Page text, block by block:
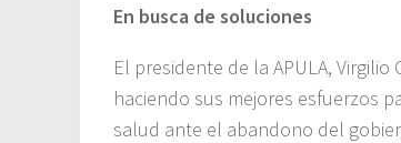
En busca de soluciones
El presidente de la APULA,
haciendo sus mejores esfuerzos
salud ante el abandono del